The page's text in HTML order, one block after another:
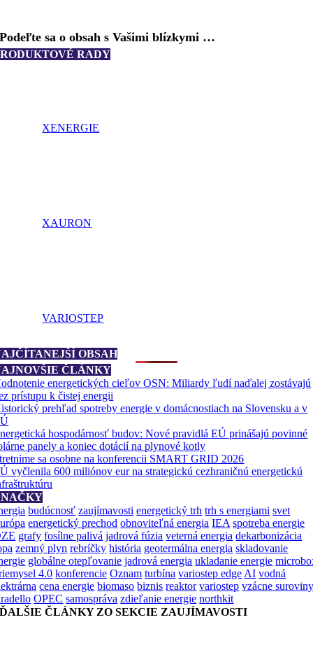
Podeľte sa o obsah s Vašimi blízkymi …
RADY
XENERGIE
XAURON
VARIOSTEP
OBSAH
ČLÁNKY
energetických cieľov OSN: Miliardy ľudí naďalej zostávajú
prístupu k čistej energii
prehľad spotreby energie v domácnostiach na Slovensku a v
hospodárnosť budov: Nové pravidlá EÚ prinášajú povinné
panely a koniec dotácií na plynové kotly
sa osobne na konferencii SMART GRID 2026
vyčlenila 600 miliónov eur na strategickú cezhraničnú energetickú
budúcnosť zaujímavosti energetický trh trh s energiami svet
energetický prechod obnoviteľná energia IEA spotreba energie
grafy fosílne palivá jadrová fúzia veterná energia dekarbonizácia
zemný plyn rebríčky história geotermálna energia skladovanie
globálne otepľovanie jadrová energia ukladanie energie
4.0 konferencie Oznam turbína variostep edge AI vodná
cena energie biomaso biznis reaktor variostep vzácne
OPEC samospráva zdieľanie energie northkit
ĎALŠIE ČLÁNKY ZO SEKCIE ZAUJÍMAVOSTI